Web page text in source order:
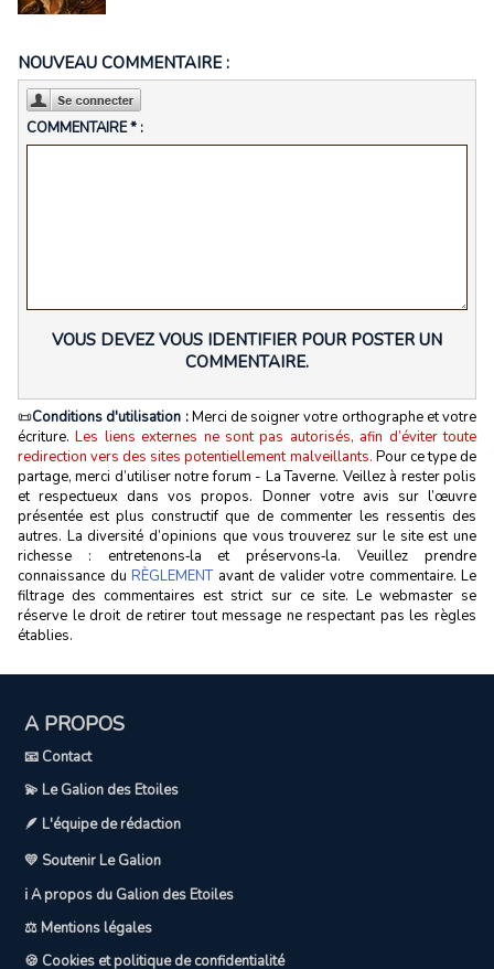
NOUVEAU COMMENTAIRE :
COMMENTAIRE * :
VOUS DEVEZ VOUS IDENTIFIER POUR POSTER UN
COMMENTAIRE.
📜Conditions d'utilisation :Merci de soigner votre orthographe et votre
écriture.Les liens externes ne sont pas autorisés, afin d’éviter toute
redirection vers des sites potentiellement malveillants. Pour ce type de
partage, merci d’utiliser notre forum - La Taverne. Veillez à rester polis
et respectueux dans vos propos. Donner votre avis sur l’œuvre
présentée est plus constructif que de commenter les ressentis des
autres. La diversité d’opinions que vous trouverez sur le site est une
richesse : entretenons‑la et préservons‑la. Veuillez prendre
connaissance du RÈGLEMENTavant de valider votre commentaire. Le
filtrage des commentaires est strict sur ce site. Le webmaster se
réserve le droit de retirer tout message ne respectant pas les règles
établies.
A PROPOS
📧 Contact
💫 Le Galion des Etoiles
🪶 L'équipe de rédaction
💛 Soutenir Le Galion
ℹ️ A propos du Galion des Etoiles
⚖️ Mentions légales
🍪 Cookies et politique de confidentialité